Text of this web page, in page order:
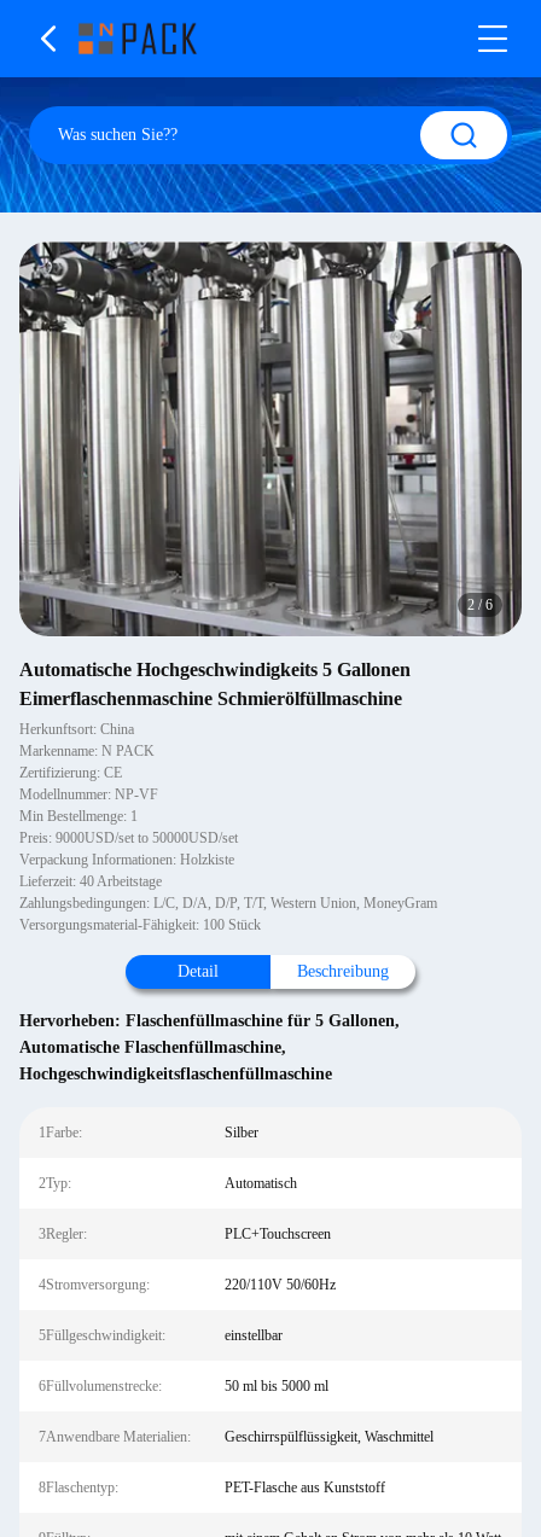
2 /6
Automatische Hochgeschwindigkeits 5 Gallonen
Eimerflaschenmaschine Schmierölfüllmaschine
Herkunftsort: China
Markenname: N PACK
Zertifizierung: CE
Modellnummer: NP-VF
Min Bestellmenge: 1
Preis: 9000USD/set to 50000USD/set
Verpackung Informationen: Holzkiste
Lieferzeit: 40 Arbeitstage
Zahlungsbedingungen: L/C, D/A, D/P, T/T, Western Union, MoneyGram
Versorgungsmaterial-Fähigkeit: 100 Stück
Detail Beschreibung
Hervorheben: Flaschenfüllmaschine für 5 Gallonen,
Automatische Flaschenfüllmaschine,
Hochgeschwindigkeitsflaschenfüllmaschine
1Farbe: Silber
2Typ: Automatisch
3Regler: PLC+Touchscreen
4Stromversorgung: 220/110V 50/60Hz
5Füllgeschwindigkeit: einstellbar
6Füllvolumenstrecke: 50 ml bis 5000 ml
7Anwendbare Materialien: Geschirrspülflüssigkeit, Waschmittel
8Flaschentyp: PET-Flasche aus Kunststoff